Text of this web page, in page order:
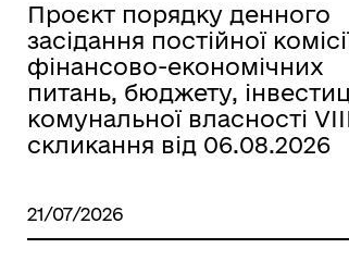
Проєкт порядку денного
засідання постійної
фінансово-економічних
питань, бюджету,
комунальної власності
скликання від 06.08.2026
21/07/2026